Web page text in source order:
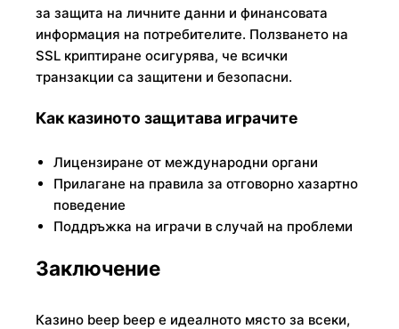
за защита на личните данни и финансовата
информация на потребителите. Ползването на
SSL криптиране осигурява, че всички
транзакции са защитени и безопасни.
Как казиното защитава играчите
Лицензиране от международни органи
Прилагане на правила за отговорно хазартно
поведение
Поддръжка на играчи в случай на проблеми
Заключение
Казино beep beep е идеалното място за всеки,